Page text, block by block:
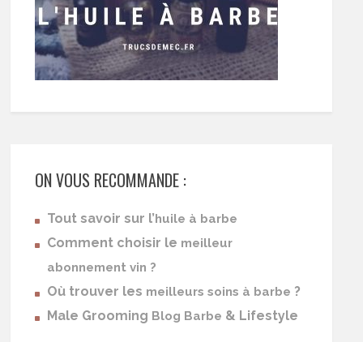
ON VOUS RECOMMANDE :
Tout savoir sur l’huile à barbe
Comment choisir le meilleur
abonnement vin ?
Où trouver les meilleurs soins à barbe ?
Male Grooming Blog Barbe & Lifestyle